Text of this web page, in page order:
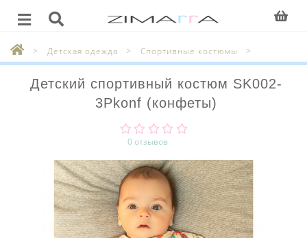
Детская одежда Спортивные костюмы
Детский спортивный костюм SK002-
3Pkonf (конфеты)
0 отзывов